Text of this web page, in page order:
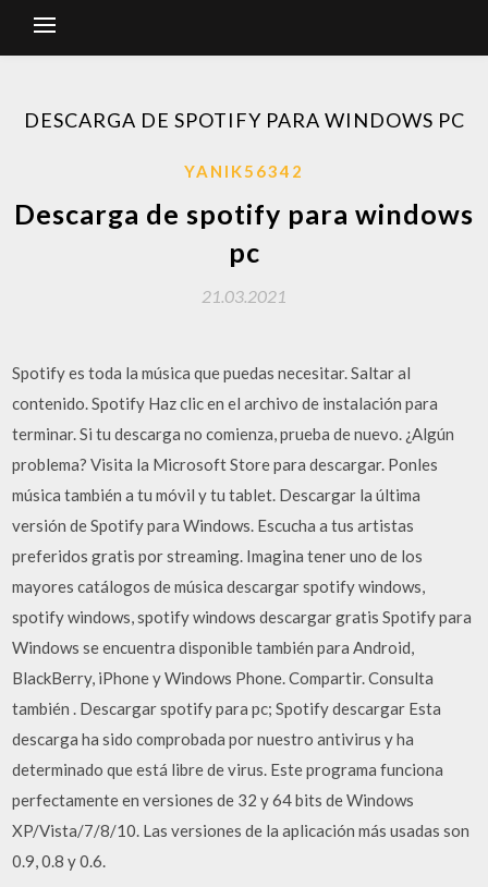
DESCARGA DE SPOTIFY PARA WINDOWS PC
YANIK56342
Descarga de spotify para windows
pc
21.03.2021
Spotify es toda la música que puedas necesitar. Saltar al
contenido. Spotify Haz clic en el archivo de instalación para
terminar. Si tu descarga no comienza, prueba de nuevo. ¿Algún
problema? Visita la Microsoft Store para descargar. Ponles
música también a tu móvil y tu tablet. Descargar la última
versión de Spotify para Windows. Escucha a tus artistas
preferidos gratis por streaming. Imagina tener uno de los
mayores catálogos de música descargar spotify windows,
spotify windows, spotify windows descargar gratis Spotify para
Windows se encuentra disponible también para Android,
BlackBerry, iPhone y Windows Phone. Compartir. Consulta
también . Descargar spotify para pc; Spotify descargar Esta
descarga ha sido comprobada por nuestro antivirus y ha
determinado que está libre de virus. Este programa funciona
perfectamente en versiones de 32 y 64 bits de Windows
XP/Vista/7/8/10. Las versiones de la aplicación más usadas son
0.9, 0.8 y 0.6.